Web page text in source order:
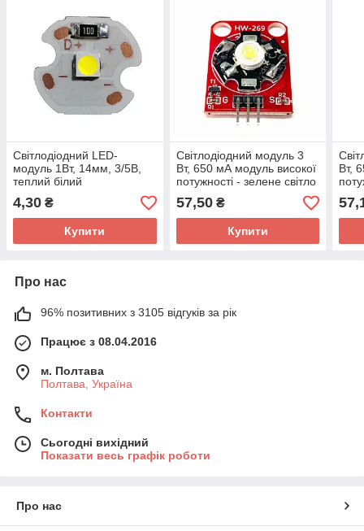
Світлодіодний LED-
модуль 1Вт, 14мм, 3/5В,
теплий білий
4,30 ₴
Купити
Світлодіодний модуль 3
Вт, 650 мА модуль високої
потужності - зелене світло
57,50₴
Купити
Вт,
Про нас
96% позитивних з 3105 відгуків за рік
Працює з 08.04.2016
м. Полтава
Полтава, Україна
Контакти
Сьогодні вихідний
Показати весь графік роботи
Про нас